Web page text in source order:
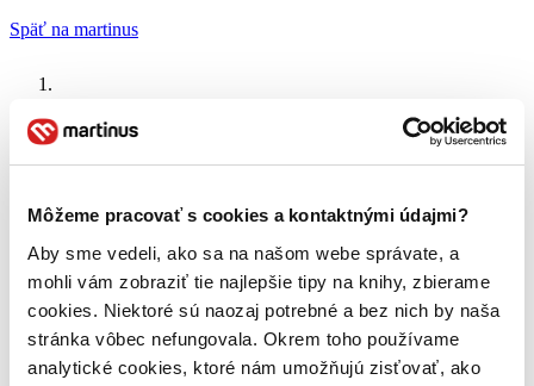
Môžeme pracovať s cookies a kontaktnými údajmi?
Aby sme vedeli, ako sa na našom webe správate, a
mohli vám zobraziť tie najlepšie tipy na knihy, zbierame
cookies. Niektoré sú naozaj potrebné a bez nich by naša
stránka vôbec nefungovala. Okrem toho používame
analytické cookies, ktoré nám umožňujú zisťovať, ako
Späť na martinus
Knižná mánia
Náš príbeh
Náš zmysel
Galéria Martinusu
Zodpovednosť
Sme B Corp
Pomáhame ďalej